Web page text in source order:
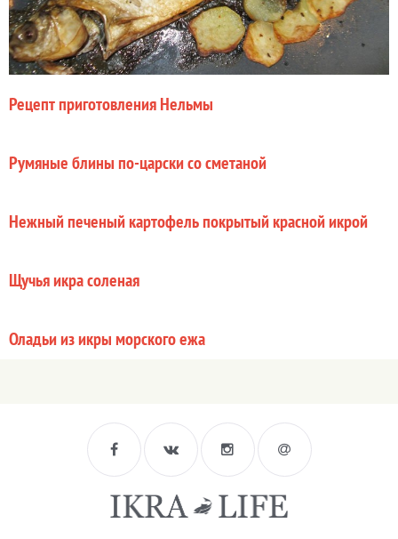
Рецепт приготовления Нельмы
Румяные блины по-царски со сметаной
Нежный печеный картофель покрытый красной икрой
Щучья икра соленая
Оладьи из икры морского ежа